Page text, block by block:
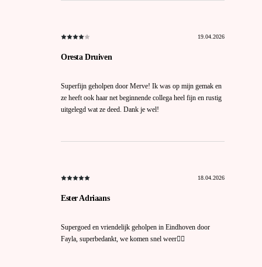
19.04.2026
Oresta Druiven
Superfijn geholpen door Merve! Ik was op mijn gemak en
ze heeft ook haar net beginnende collega heel fijn en rustig
uitgelegd wat ze deed. Dank je wel!
18.04.2026
Ester Adriaans
Supergoed en vriendelijk geholpen in Eindhoven door
Fayla, superbedankt, we komen snel weer🙋‍♀️